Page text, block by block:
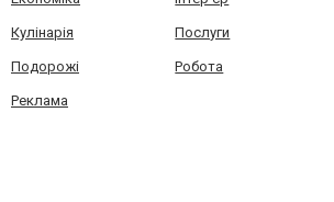
Кулінарія Послуги
Подорожі Робота
Реклама